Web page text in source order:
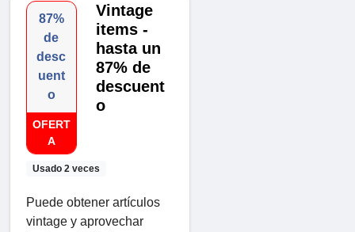
87%
de
desc
uent
o
OFERT
A
Usado 2 veces
Vintage
items -
hasta un
87% de
descuent
o
Puede obtener artículos
vintage y aprovechar